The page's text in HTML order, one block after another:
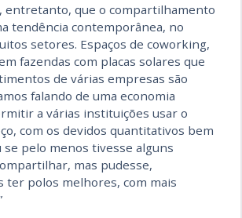
entretanto, que o compartilhamento
tendência contemporânea, no
setores. Espaços de coworking,
fazendas com placas solares que
de várias empresas são
falando de uma economia
a várias instituições usar o
com os devidos quantitativos bem
se pelo menos tivesse alguns
mas pudesse,
ter polos melhores, com mais